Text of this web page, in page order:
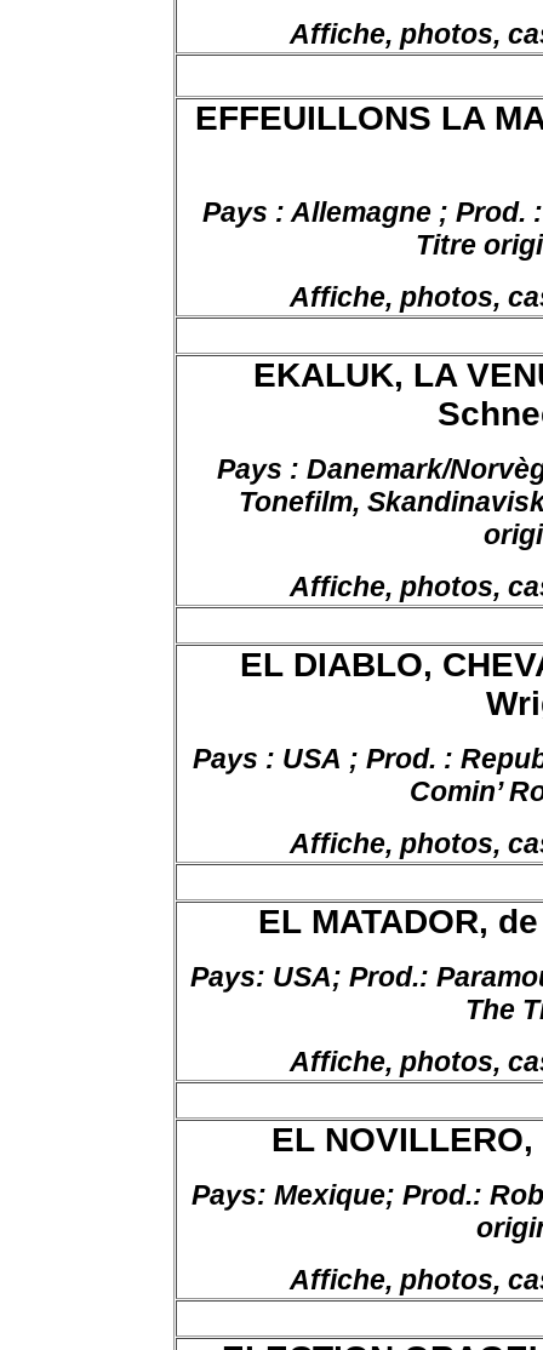
Affiche, photos,
EFFEUILLONS LA
Pays : Allemagne ; Prod.
Titre
Affiche, photos,
EKALUK, LA
Pays : Danemark/
Tonefilm,
Affiche, photos,
EL DIABLO,
Pays : USA ; Prod. :
Comin’
Affiche, photos,
EL MATADOR,
Pays: USA; Prod.:
The
Affiche, photos,
EL
Pays: Mexique; Prod.:
Affiche, photos,